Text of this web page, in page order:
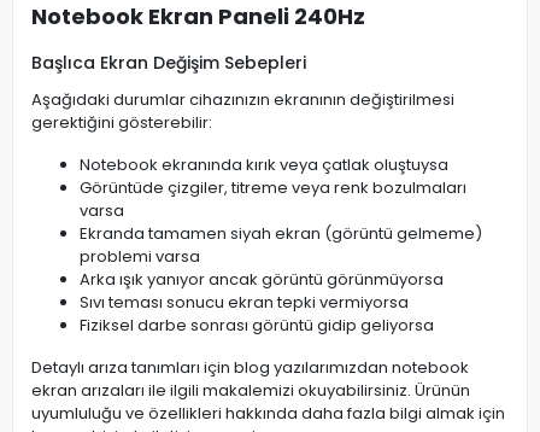
Notebook Ekran Paneli 240Hz
Başlıca Ekran Değişim Sebepleri
Aşağıdaki durumlar cihazınızın ekranının değiştirilmesi
gerektiğini gösterebilir:
Notebook ekranında kırık veya çatlak oluştuysa
Görüntüde çizgiler, titreme veya renk bozulmaları
varsa
Ekranda tamamen siyah ekran (görüntü gelmeme)
problemi varsa
Arka ışık yanıyor ancak görüntü görünmüyorsa
Sıvı teması sonucu ekran tepki vermiyorsa
Fiziksel darbe sonrası görüntü gidip geliyorsa
Detaylı arıza tanımları için blog yazılarımızdan notebook
ekran arızaları ile ilgili makalemizi okuyabilirsiniz. Ürünün
uyumluluğu ve özellikleri hakkında daha fazla bilgi almak için